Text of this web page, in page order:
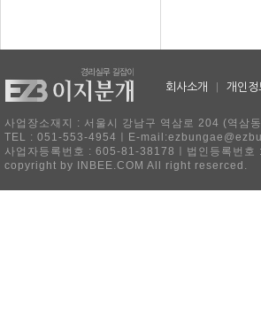
회사소개 개인정
사업장소재지 : 서울시 강남구 역삼로 204 (역삼
TEL : 051-553-4954ㅣE-
사업자등록번호 : 605-81-38178ㅣ법인등록번
copyright by INBEE.COM All right reserced.